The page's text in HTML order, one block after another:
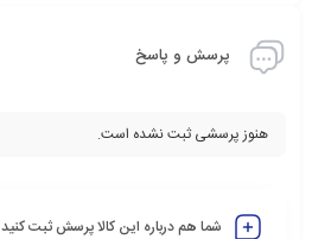
پرسش و پاسخ
هنوز پرسشی ثبت نشده است.
شما هم درباره این کالا پرسش ثبت کنید